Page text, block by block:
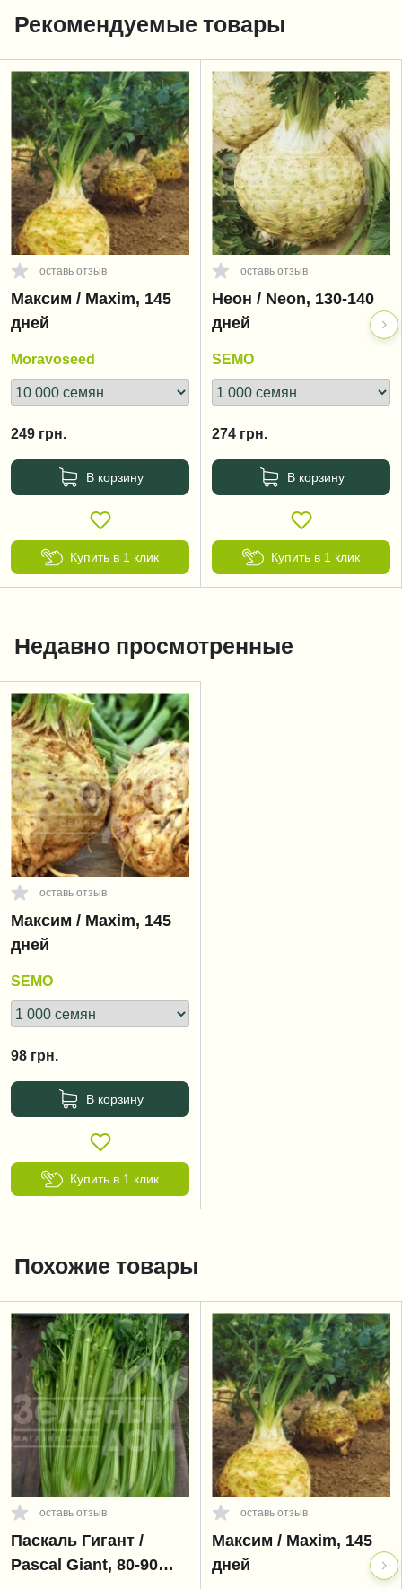
Рекомендуемые товары
оставь отзыв
Максим / Maxim, 145
дней
Moravoseed
249 грн.
В корзину
Купить в 1 клик
оставь отзыв
Неон / Neon, 130-140
дней
SEMO
274 грн.
В корзину
Купить в 1 клик
Недавно просмотренные
оставь отзыв
Максим / Maxim, 145
дней
SEMO
98 грн.
В корзину
Купить в 1 клик
Похожие товары
оставь отзыв
Паскаль Гигант /
Pascal Giant, 80-90
оставь отзыв
Максим / Maxim, 145
дней